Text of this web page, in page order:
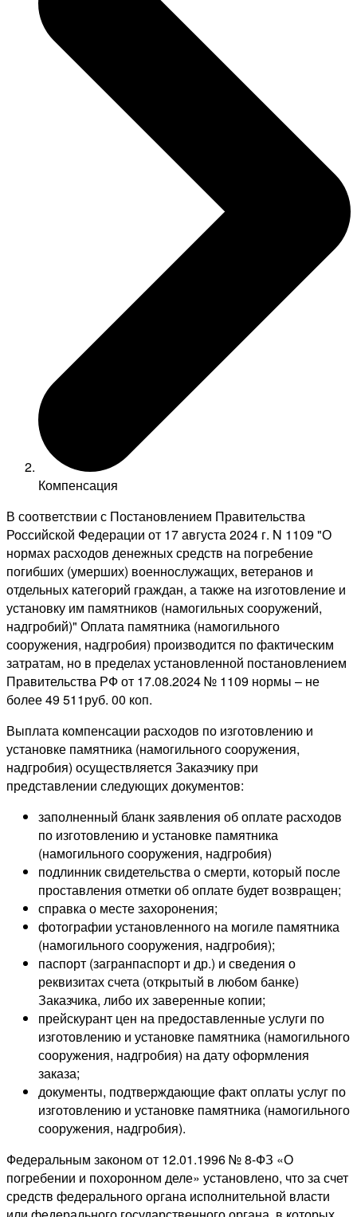
Компенсация
В соответствии с Постановлением Правительства
Российской Федерации от 17 августа 2024 г. N 1109 "О
нормах расходов денежных средств на погребение
погибших (умерших) военнослужащих, ветеранов и
отдельных категорий граждан, а также на изготовление и
установку им памятников (намогильных сооружений,
надгробий)" Оплата памятника (намогильного
сооружения, надгробия) производится по фактическим
затратам, но в пределах установленной постановлением
Правительства РФ от 17.08.2024 № 1109 нормы – не
более 49 511руб. 00 коп.
Выплата компенсации расходов по изготовлению и
установке памятника (намогильного сооружения,
надгробия) осуществляется Заказчику при
представлении следующих документов:
заполненный бланк заявления об оплате расходов
по изготовлению и установке памятника
(намогильного сооружения, надгробия)
подлинник свидетельства о смерти, который после
проставления отметки об оплате будет возвращен;
справка о месте захоронения;
фотографии установленного на могиле памятника
(намогильного сооружения, надгробия);
паспорт (загранпаспорт и др.) и сведения о
реквизитах счета (открытый в любом банке)
Заказчика, либо их заверенные копии;
прейскурант цен на предоставленные услуги по
изготовлению и установке памятника (намогильного
сооружения, надгробия) на дату оформления
заказа;
документы, подтверждающие факт оплаты услуг по
изготовлению и установке памятника (намогильного
сооружения, надгробия).
Федеральным законом от 12.01.1996 № 8-ФЗ «О
погребении и похоронном деле» установлено, что за счет
средств федерального органа исполнительной власти